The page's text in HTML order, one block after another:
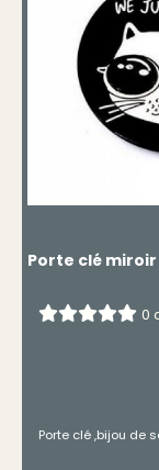
Porte clé
0
Porte clé ,bijou de